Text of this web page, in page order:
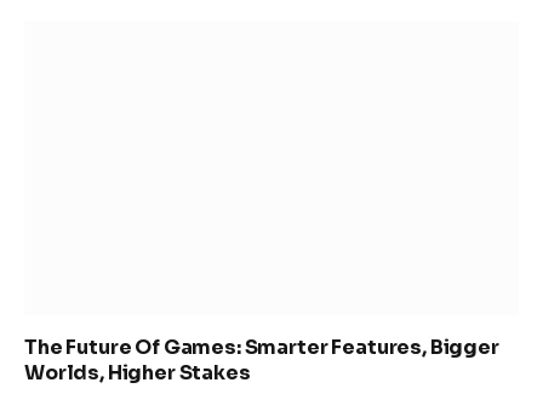
The Future Of Games: Smarter Features, Bigger
Worlds, Higher Stakes